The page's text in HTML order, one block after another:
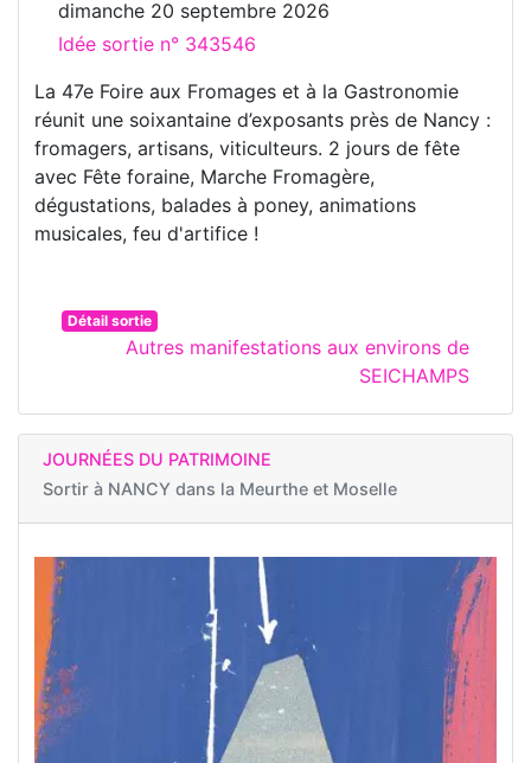
dimanche 20 septembre 2026
Idée sortie n° 343546
La 47e Foire aux Fromages et à la Gastronomie
réunit une soixantaine d’exposants près de Nancy :
fromagers, artisans, viticulteurs. 2 jours de fête
avec Fête foraine, Marche Fromagère,
dégustations, balades à poney, animations
musicales, feu d'artifice !
Détail sortie
Autres manifestations aux environs de
SEICHAMPS
JOURNÉES DU PATRIMOINE
Sortir à NANCY dans la Meurthe et Moselle